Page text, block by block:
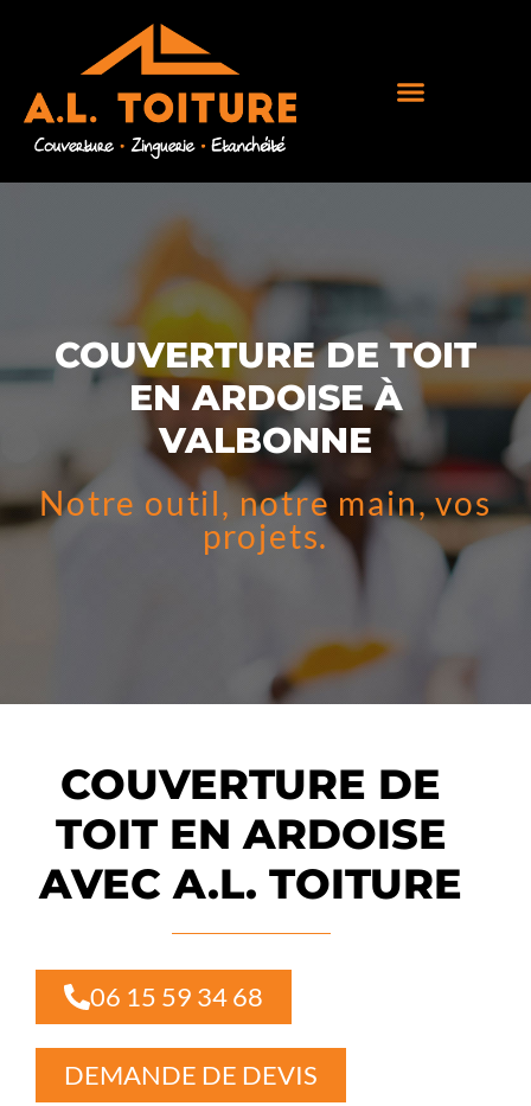
COUVERTURE DE TOIT
EN ARDOISE À
VALBONNE
Notre outil, notre main, vos
projets.
COUVERTURE DE
TOIT EN ARDOISE
AVEC A.L. TOITURE
06 15 59 34 68
DEMANDE DE DEVIS